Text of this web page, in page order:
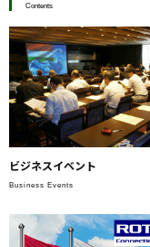
Contents
ビジネスイベント
Business Events